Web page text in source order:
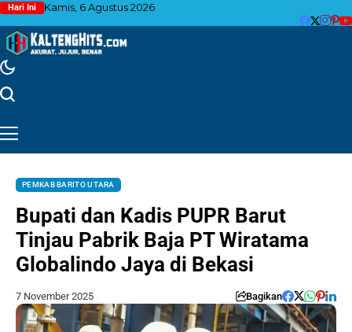
Hari Ini Kamis, 6 Agustus 2026
PEMKAB BARITO UTARA
Bupati dan Kadis PUPR Barut
Tinjau Pabrik Baja PT Wiratama
Globalindo Jaya di Bekasi
7 November 2025 Bagikan